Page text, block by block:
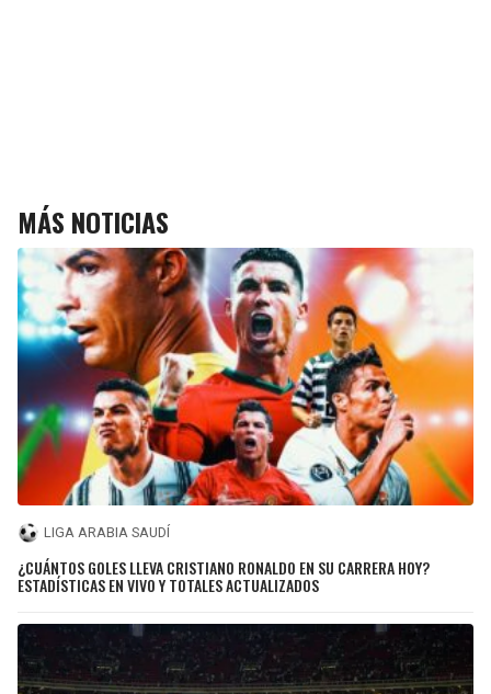
MÁS NOTICIAS
LIGA ARABIA SAUDÍ
¿CUÁNTOS GOLES LLEVA CRISTIANO RONALDO EN SU CARRERA HOY?
ESTADÍSTICAS EN VIVO Y TOTALES ACTUALIZADOS